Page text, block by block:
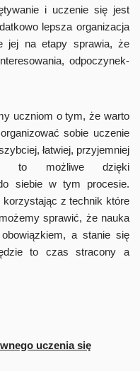
i uczenie się jest
lepsza organizacja
jej na etapy sprawia, że
odpoczynek-
o tym, że warto
sobie uczenie
łatwiej, przyjemniej
to możliwe dzięki
siebie w tym procesie.
z technik które
sprawić, że nauka
a stanie się
to czas stracony a
uczenia się